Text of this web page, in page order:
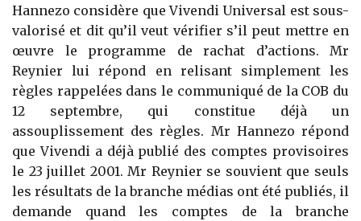
Hannezo considère que Vivendi Universal est sous-
valorisé et dit qu’il veut vérifier s’il peut mettre en
œuvre le programme de rachat d’actions. Mr
Reynier lui répond en relisant simplement les
règles rappelées dans le communiqué de la COB du
12 septembre, qui constitue déjà un
assouplissement des règles. Mr Hannezo répond
que Vivendi a déjà publié des comptes provisoires
le 23 juillet 2001. Mr Reynier se souvient que seuls
les résultats de la branche médias ont été publiés, il
demande quand les comptes de la branche